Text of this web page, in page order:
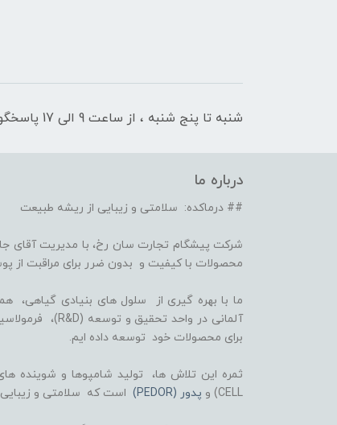
شنبه تا پنج شنبه ، از ساعت 9 الی 17 پاسخگوی شما هستیم
درباره ما
## درماکده: سلامتی و زیبایی از ریشه طبیعت
شرکت پیشگام تجارت سان رخ، با مدیریت آقای
محصولات با کیفیت و بدون ضرر برای مراقبت از
برای محصولات خود توسعه داده ایم.
CELL) و
پدور (PEDOR) است که سلامتی و